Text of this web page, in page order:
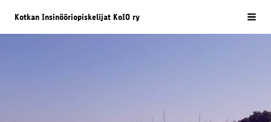
Siirry
Kotkan Insinööriopiskelijat KoIO ry